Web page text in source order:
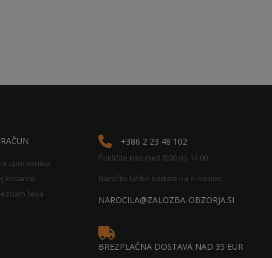
uporabnika
košarico
želja
+386 2 23 48 102
Pokličite nas med 8:00 do 14:00.
Naročilo lahko oddate na e-naslov:
NAROCILA@ZALOZBA-OBZORJA.SI
BREZPLAČNA DOSTAVA NAD 35 EUR